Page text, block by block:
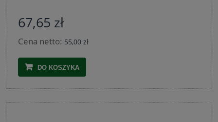
67,65 zł
Cena netto: 55,00 zł
DO KOSZYKA